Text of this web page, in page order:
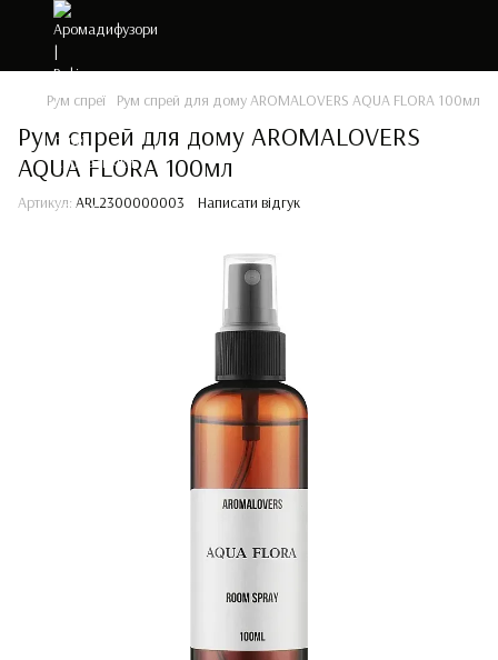
Рум спреї Рум спрей для дому AROMALOVERS AQUA FLORA 100мл
Рум спрей для дому AROMALOVERS
AQUA FLORA 100мл
Артикул: ARL2300000003 Написати відгук